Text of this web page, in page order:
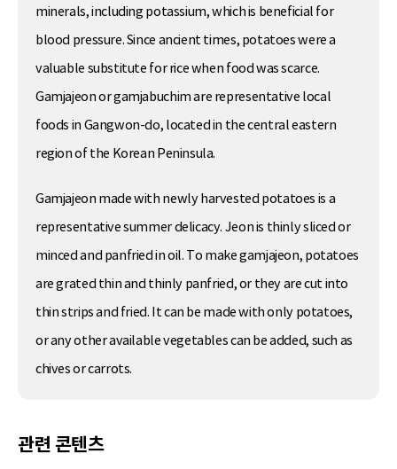
minerals, including potassium, which is beneficial for
blood pressure. Since ancient times, potatoes were a
valuable substitute for rice when food was scarce.
Gamjajeon or gamjabuchim are representative local
foods in Gangwon-do, located in the central eastern
region of the Korean Peninsula.
Gamjajeon made with newly harvested potatoes is a
representative summer delicacy. Jeon is thinly sliced or
minced and panfried in oil. To make gamjajeon, potatoes
are grated thin and thinly panfried, or they are cut into
thin strips and fried. It can be made with only potatoes,
or any other available vegetables can be added, such as
chives or carrots.
관련 콘텐츠